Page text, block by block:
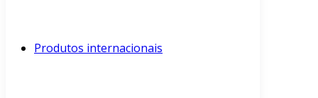
Produtos internacionais